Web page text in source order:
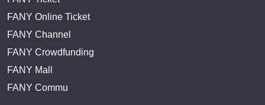
FANY Online Ticket
FANY Channel
FANY Crowdfunding
FANY Mall
FANY Commu